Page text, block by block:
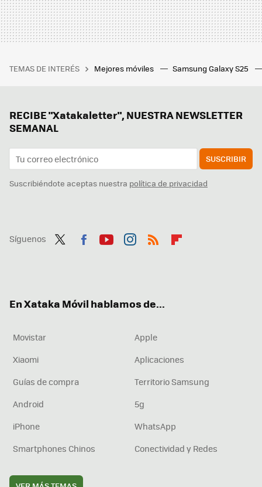
TEMAS DE INTERÉS Mejores móviles Samsung Galaxy S25
RECIBE "Xatakaletter", NUESTRA NEWSLETTER
SEMANAL
SUSCRIBIR
Suscribiéndote aceptas nuestra política de privacidad
Síguenos
En Xataka Móvil hablamos de...
Movistar
Apple
Xiaomi
Aplicaciones
Guías de compra
Territorio Samsung
Android
5g
iPhone
WhatsApp
Smartphones Chinos
Conectividad y Redes